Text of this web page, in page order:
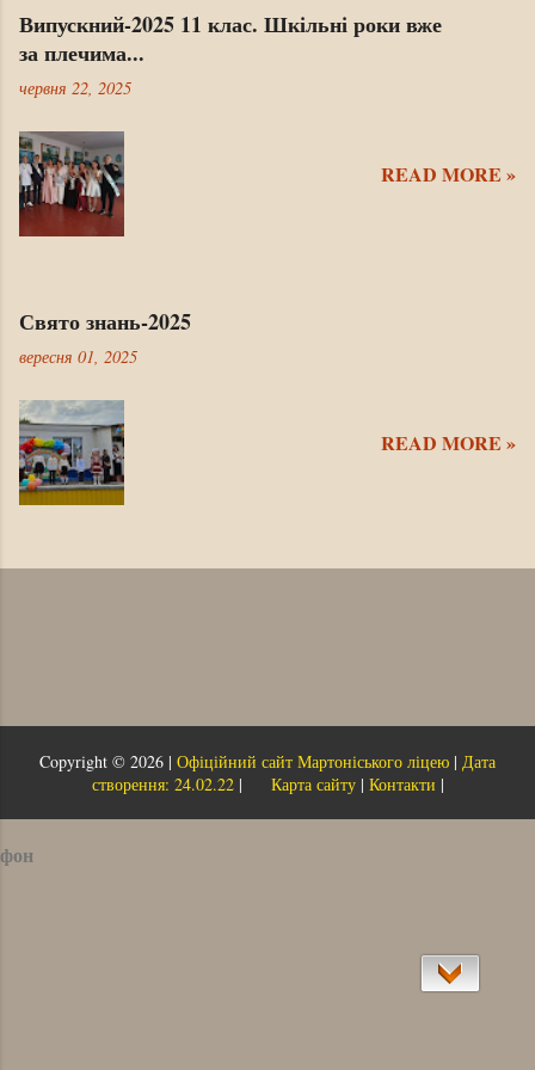
Випускний-2025 11 клас. Шкільні роки вже
за плечима...
червня 22, 2025
READ MORE »
Свято знань-2025
вересня 01, 2025
READ MORE »
Copyright © 2026 | Офіційний сайт Мартоніського ліцею | Дата
створення: 24.02.22| Карта сайту| Контакти |
фон